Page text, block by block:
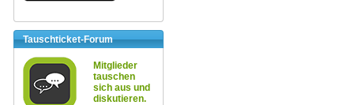
Tauschticket-Forum
Mitglieder
tauschen
sich aus und
diskutieren.